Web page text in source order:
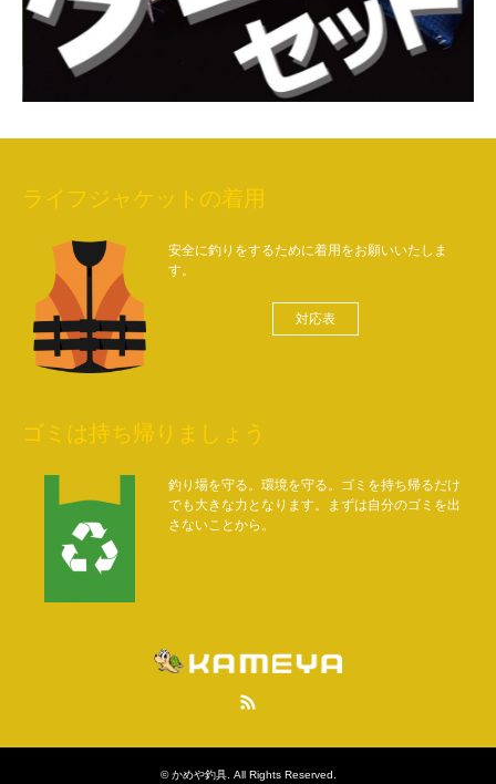
ライフジャケットの着用
安全に釣りをするために着用をお願いいたしま
す。
対応表
ゴミは持ち帰りましょう
釣り場を守る。環境を守る。ゴミを持ち帰るだけ
でも大きな力となります。まずは自分のゴミを出
さないことから。
©かめや釣具. All Rights Reserved.